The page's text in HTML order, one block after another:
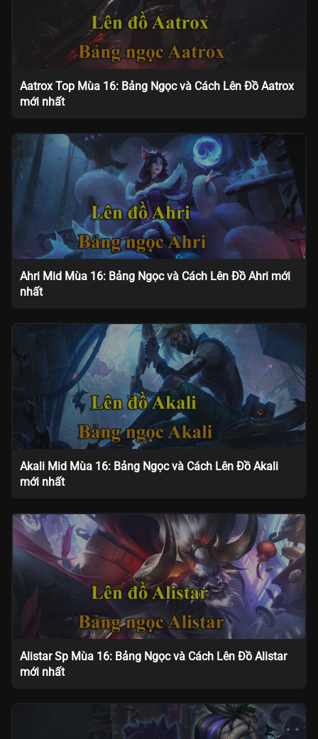
Aatrox Top Mùa 16: Bảng Ngọc và Cách Lên Đồ Aatrox
mới nhất
Ahri Mid Mùa 16: Bảng Ngọc và Cách Lên Đồ Ahri mới
nhất
Akali Mid Mùa 16: Bảng Ngọc và Cách Lên Đồ Akali
mới nhất
Alistar Sp Mùa 16: Bảng Ngọc và Cách Lên Đồ Alistar
mới nhất